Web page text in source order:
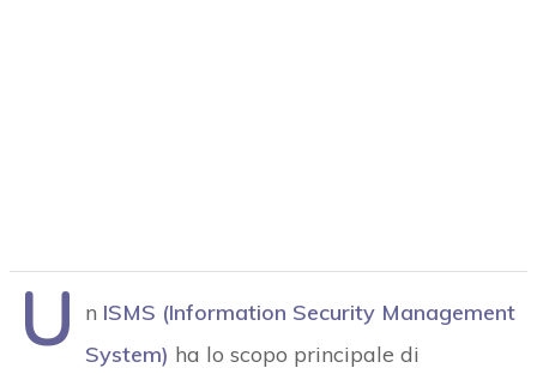
U n ISMS (Information Security Management
System) ha lo scopo principale di